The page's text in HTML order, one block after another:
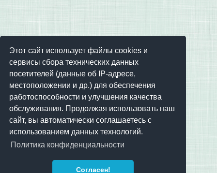
Этот сайт использует файлы cookies и
сервисы сбора технических данных
посетителей (данные об IP-адресе,
местоположении и др.) для обеспечения
работоспособности и улучшения качества
обслуживания. Продолжая использовать наш
сайт, вы автоматически соглашаетесь с
использованием данных технологий.
Политика конфиденциальности
Согласен!